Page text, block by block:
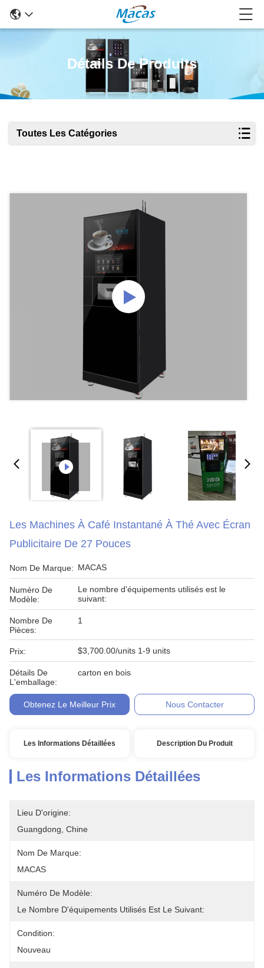
Détails De Produits
Toutes Les Catégories
Les Machines À Café Instantané À Thé Avec Écran
Publicitaire De 27 Pouces
Nom De Marque: MACAS
Numéro De
Modèle:
Le nombre d'équipements utilisés est le
suivant:
Nombre De
Pièces:
1
Prix: $3,700.00/units 1-9 units
Détails De
L'emballage:
carton en bois
Obtenez Le Meilleur Prix Nous Contacter
Les Informations Détaillées Description Du Produit
Les Informations Détaillées
Lieu D'origine:
Guangdong, Chine
Nom De Marque:
MACAS
Numéro De Modèle:
Le Nombre D'équipements Utilisés Est Le Suivant:
Condition:
Nouveau